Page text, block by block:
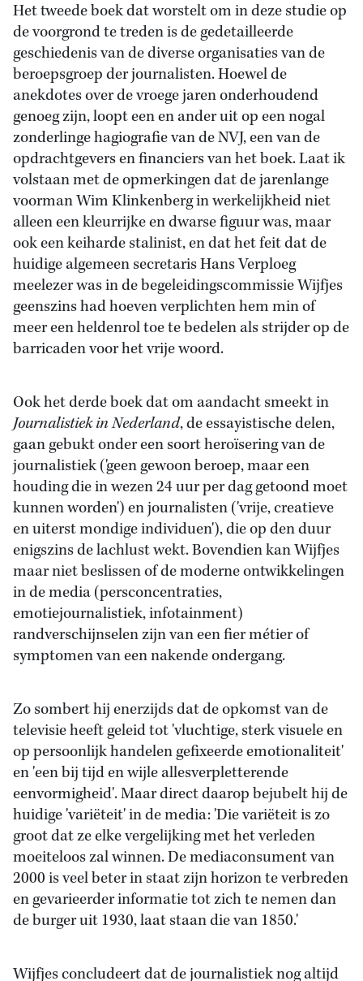
Het tweede boek dat worstelt om in deze studie op
de voorgrond te treden is de gedetailleerde
geschiedenis van de diverse organisaties van de
beroepsgroep der journalisten. Hoewel de
anekdotes over de vroege jaren onderhoudend
genoeg zijn, loopt een en ander uit op een nogal
zonderlinge hagiografie van de NVJ, een van de
opdrachtgevers en financiers van het boek. Laat ik
volstaan met de opmerkingen dat de jarenlange
voorman Wim Klinkenberg in werkelijkheid niet
alleen een kleurrijke en dwarse figuur was, maar
ook een keiharde stalinist, en dat het feit dat de
huidige algemeen secretaris Hans Verploeg
meelezer was in de begeleidingscommissie Wijfjes
geenszins had hoeven verplichten hem min of
meer een heldenrol toe te bedelen als strijder op de
barricaden voor het vrije woord.
Ook het derde boek dat om aandacht smeekt in
Journalistiek in Nederland, de essayistische delen,
gaan gebukt onder een soort heroïsering van de
journalistiek ('geen gewoon beroep, maar een
houding die in wezen 24 uur per dag getoond moet
kunnen worden') en journalisten ('vrije, creatieve
en uiterst mondige individuen'), die op den duur
enigszins de lachlust wekt. Bovendien kan Wijfjes
maar niet beslissen of de moderne ontwikkelingen
in de media (persconcentraties,
emotiejournalistiek, infotainment)
randverschijnselen zijn van een fier métier of
symptomen van een nakende ondergang.
Zo sombert hij enerzijds dat de opkomst van de
televisie heeft geleid tot 'vluchtige, sterk visuele en
op persoonlijk handelen gefixeerde emotionaliteit'
en 'een bij tijd en wijle allesverpletterende
eenvormigheid'. Maar direct daarop bejubelt hij de
huidige 'variëteit' in de media: 'Die variëteit is zo
groot dat ze elke vergelijking met het verleden
moeiteloos zal winnen. De mediaconsument van
2000 is veel beter in staat zijn horizon te verbreden
en gevarieerder informatie tot zich te nemen dan
de burger uit 1930, laat staan die van 1850.'
Wijfjes concludeert dat de journalistiek nog altijd